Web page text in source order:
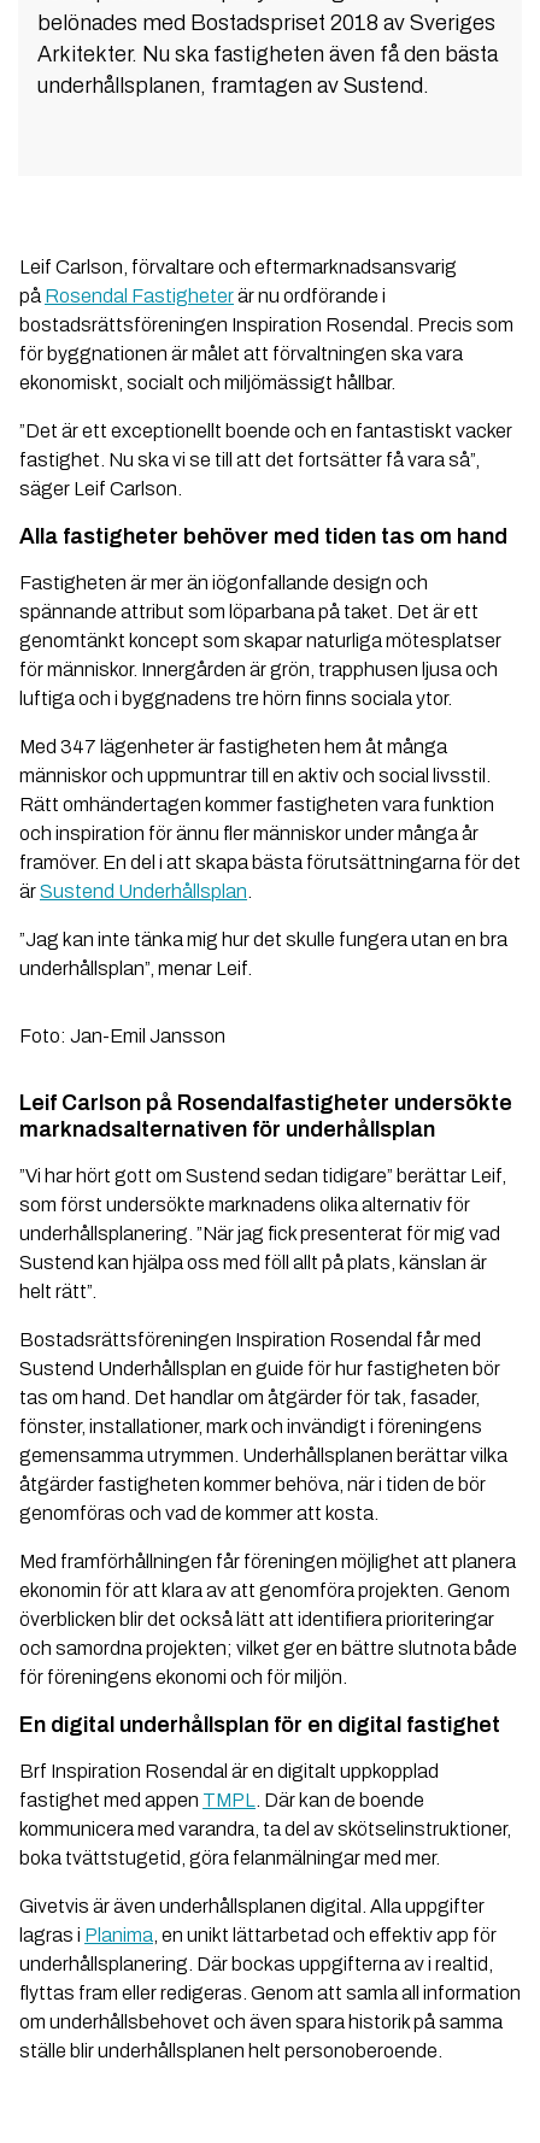
belönades med Bostadspriset 2018 av Sveriges
Arkitekter. Nu ska fastigheten även få den bästa
underhållsplanen, framtagen av Sustend.
Leif Carlson, förvaltare och eftermarknadsansvarig
på Rosendal Fastigheterär nu ordförande i
bostadsrättsföreningen Inspiration Rosendal. Precis som
för byggnationen är målet att förvaltningen ska vara
ekonomiskt, socialt och miljömässigt hållbar.
”Det är ett exceptionellt boende och en fantastiskt vacker
fastighet. Nu ska vi se till att det fortsätter få vara så”,
säger Leif Carlson.
Alla fastigheter behöver med tiden tas om hand
Fastigheten är mer än iögonfallande design och
spännande attribut som löparbana på taket. Det är ett
genomtänkt koncept som skapar naturliga mötesplatser
för människor. Innergården är grön, trapphusen ljusa och
luftiga och i byggnadens tre hörn finns sociala ytor.
Med 347 lägenheter är fastigheten hem åt många
människor och uppmuntrar till en aktiv och social livsstil.
Rätt omhändertagen kommer fastigheten vara funktion
och inspiration för ännu fler människor under många år
framöver. En del i att skapa bästa förutsättningarna för det
ärSustend Underhållsplan
”Jag kan inte tänka mig hur det skulle fungera utan en bra
underhållsplan”, menar Leif.
Foto: Jan-Emil Jansson
Leif Carlson på Rosendalfastigheter undersökte
marknadsalternativen för underhållsplan
”Vi har hört gott om Sustend sedan tidigare” berättar Leif,
som först undersökte marknadens olika alternativ för
underhållsplanering. ”När jag fick presenterat för mig vad
Sustend kan hjälpa oss med föll allt på plats, känslan är
helt rätt”.
Bostadsrättsföreningen Inspiration Rosendal får med
Sustend Underhållsplan en guide för hur fastigheten bör
tas om hand. Det handlar om åtgärder för tak, fasader,
fönster, installationer, mark och invändigt i föreningens
gemensamma utrymmen. Underhållsplanen berättar vilka
åtgärder fastigheten kommer behöva, när i tiden de bör
genomföras och vad de kommer att kosta.
Med framförhållningen får föreningen möjlighet att planera
ekonomin för att klara av att genomföra projekten. Genom
överblicken blir det också lätt att identifiera prioriteringar
och samordna projekten; vilket ger en bättre slutnota både
för föreningens ekonomi och för miljön.
En digital underhållsplan för en digital fastighet
Brf Inspiration Rosendal är en digitalt uppkopplad
fastighet med appen TMPL
. Där kan de boende
kommunicera med varandra, ta del av skötselinstruktioner,
boka tvättstugetid, göra felanmälningar med mer.
Givetvis är även underhållsplanen digital. Alla uppgifter
lagras i Planima , en unikt lättarbetad och effektiv app för
underhållsplanering. Där bockas uppgifterna av i realtid,
flyttas fram eller redigeras. Genom att samla all information
om underhållsbehovet och även spara historik på samma
ställe blir underhållsplanen helt personoberoende.